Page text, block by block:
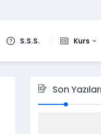
S.S.S. Kurs
Son